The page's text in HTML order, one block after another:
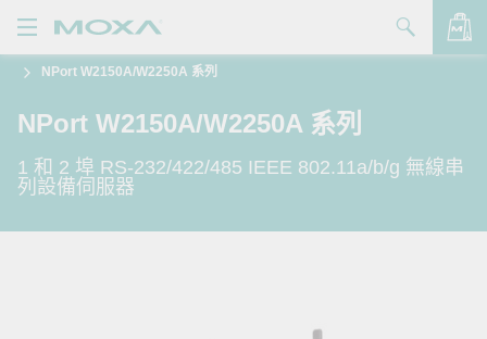
品
決方案
援
買
NPort W2150A/W2250A 系列
NPort W2150A/W2250A 系列
1 和 2 埠 RS-232/422/485 IEEE 802.11a/b/g 無線串
列設備伺服器
查看詢價明細